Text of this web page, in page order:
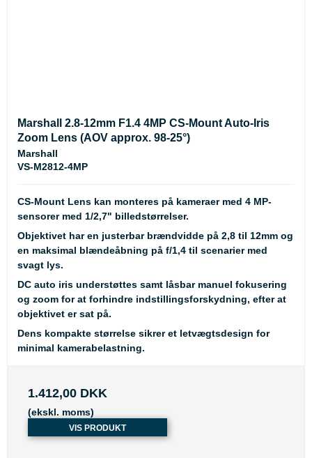
Marshall 2.8-12mm F1.4 4MP CS-Mount Auto-Iris
Zoom Lens (AOV approx. 98-25°)
Marshall
VS-M2812-4MP
CS-Mount Lens kan monteres på kameraer med 4 MP-
sensorer med 1/2,7" billedstørrelser.
Objektivet har en justerbar brændvidde på 2,8 til 12mm og
en maksimal blændeåbning på f/1,4 til scenarier med
svagt lys.
DC auto iris understøttes samt låsbar manuel fokusering
og zoom for at forhindre indstillingsforskydning, efter at
objektivet er sat på.
Dens kompakte størrelse sikrer et letvægtsdesign for
minimal kamerabelastning.
1.412,00 DKK
(ekskl. moms)
VIS PRODUKT